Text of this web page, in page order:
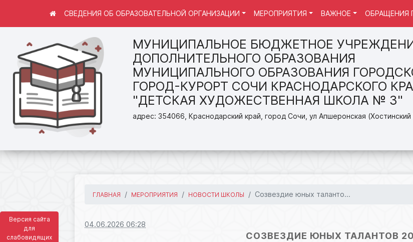
Версия сайта
для
слабовидящих
МУНИЦИПАЛЬНОЕ БЮДЖЕТНОЕ
ДОПОЛНИТЕЛЬНОГО ОБРАЗОВАНИЯ
МУНИЦИПАЛЬНОГО ОБРАЗОВАНИЯ
ГОРОД-КУРОРТ СОЧИ КРАСНОДАРСКОГО
"ДЕТСКАЯ ХУДОЖЕСТВЕННАЯ ШКОЛА № 3"
адрес: 354066, Краснодарский край, город Сочи, ул Апшеронская (Хостинский
СВЕДЕНИЯ ОБ ОБРАЗОВАТЕЛЬНОЙ ОРГАНИЗАЦИИ МЕРОПРИЯТИЯ ВАЖНОЕ ОБРАЩЕНИЯ
ГЛАВНАЯ МЕРОПРИЯТИЯ НОВОСТИ ШКОЛЫ Созвездие юных таланто...
04.06.2026 06:28
СОЗВЕЗДИЕ ЮНЫХ ТАЛАНТОВ